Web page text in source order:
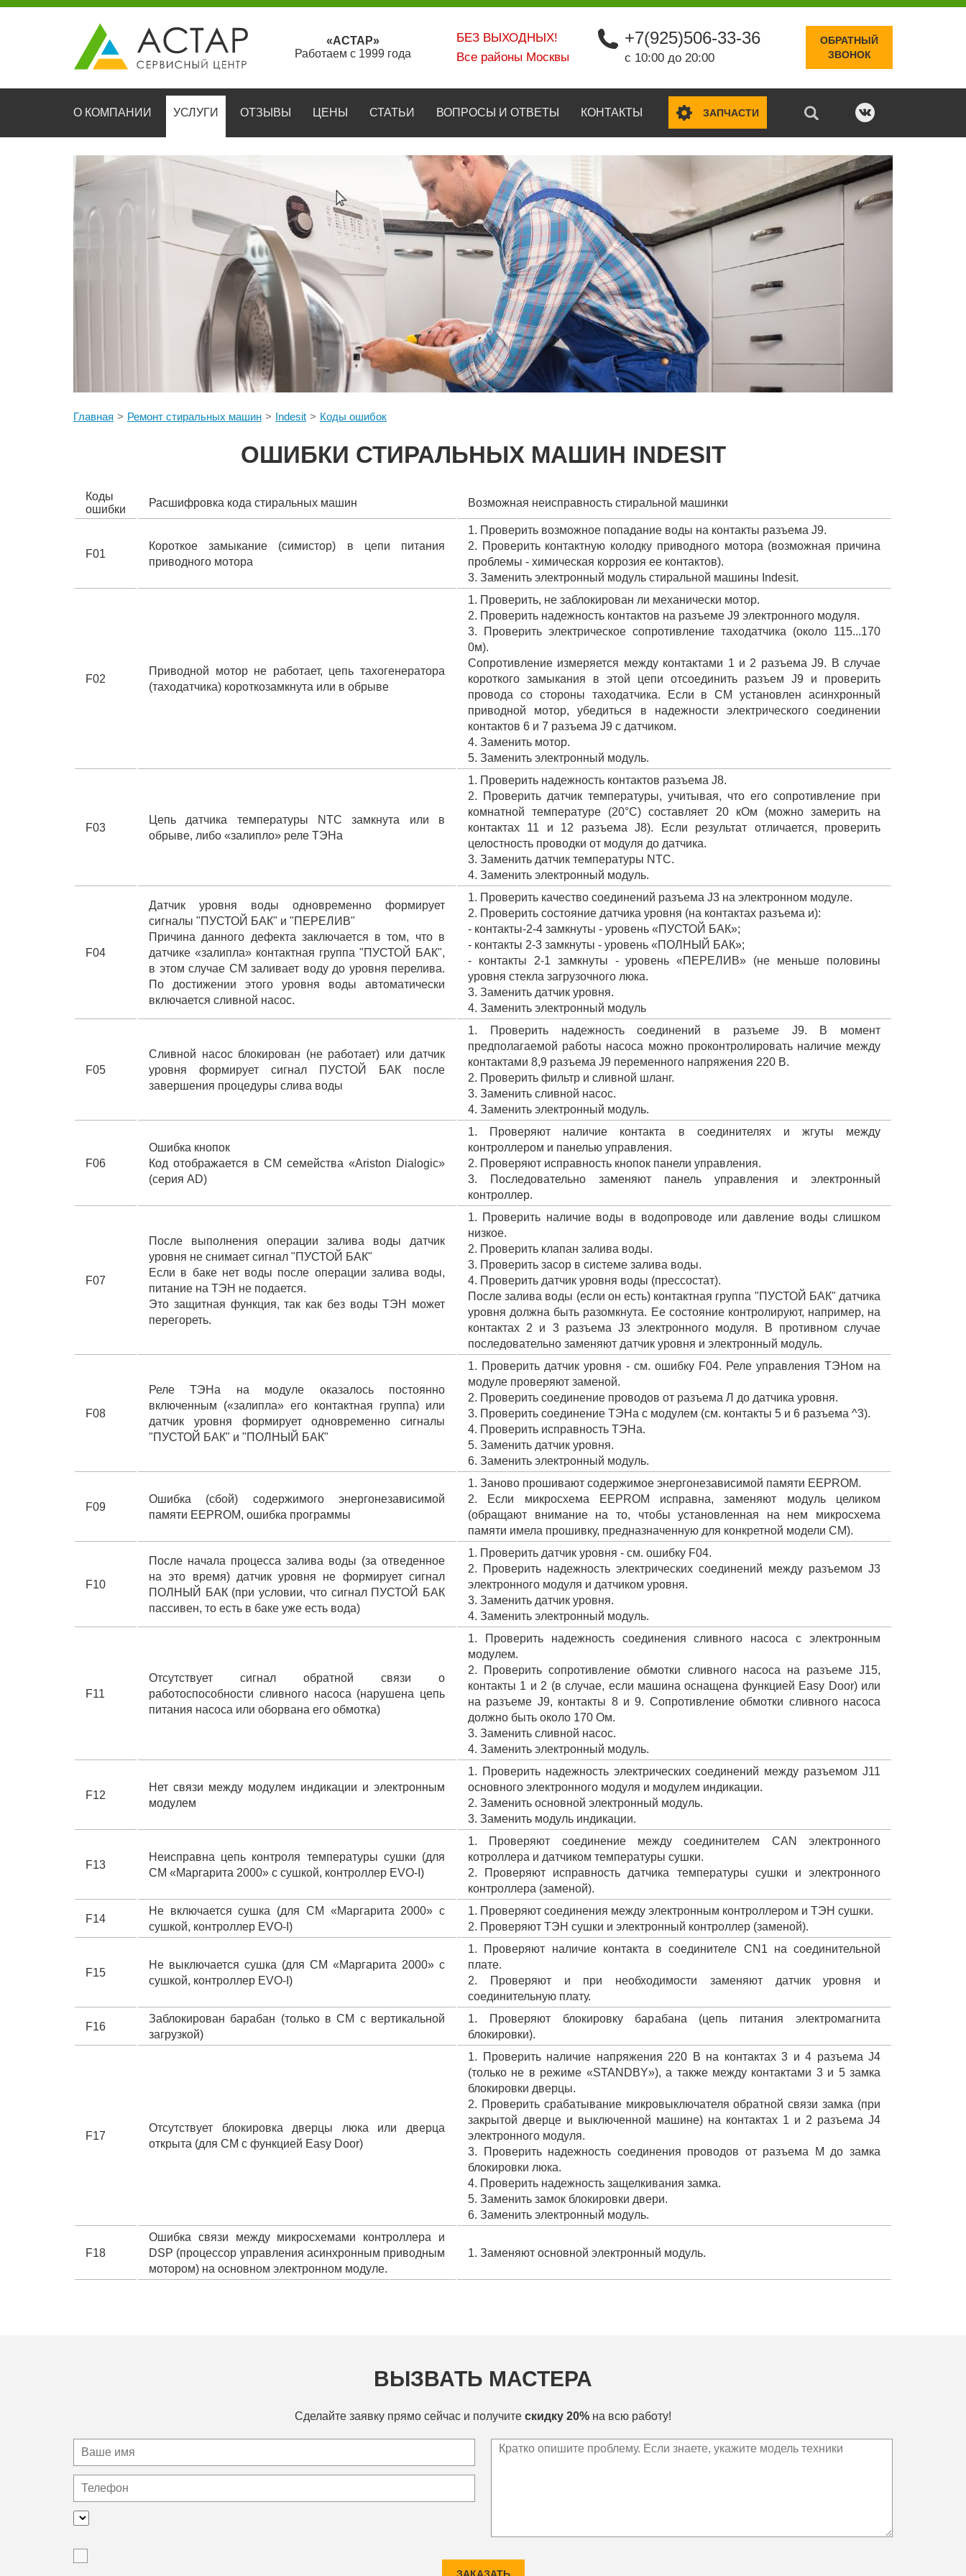
«АСТАР»
Работаем с 1999 года
БЕЗ ВЫХОДНЫХ!
Все районы Москвы
+7(925)506-33-36
с 10:00 до 20:00
ОБРАТНЫЙ
ЗВОНОК
О КОМПАНИИ УСЛУГИ ОТЗЫВЫ ЦЕНЫ СТАТЬИ ВОПРОСЫ И ОТВЕТЫ КОНТАКТЫ ЗАПЧАСТИ
Главная Ремонт стиральных машин Indesit Коды ошибок
ОШИБКИ СТИРАЛЬНЫХ МАШИН INDESIT
Коды
ошибки
Расшифровка кода стиральных машин Возможная неисправность стиральной машинки
F01
Короткое замыкание (симистор) в цепи питания
приводного мотора
1. Проверить возможное попадание воды на контакты разъема J9.
2. Проверить контактную колодку приводного мотора (возможная причина
проблемы - химическая коррозия ее контактов).
3. Заменить электронный модуль стиральной машины Indesit.
F02
Приводной мотор не работает, цепь тахогенератора
(таходатчика) короткозамкнута или в обрыве
1. Проверить, не заблокирован ли механически мотор.
2. Проверить надежность контактов на разъеме J9 электронного модуля.
3. Проверить электрическое сопротивление таходатчика (около 115...170
0м).
Сопротивление измеряется между контактами 1 и 2 разъема J9. В случае
короткого замыкания в этой цепи отсоединить разъем J9 и проверить
провода со стороны таходатчика. Если в СМ установлен асинхронный
приводной мотор, убедиться в надежности электрического соединении
контактов 6 и 7 разъема J9 с датчиком.
4. Заменить мотор.
5. Заменить электронный модуль.
F03
Цепь датчика температуры NTC замкнута или в
обрыве, либо «залипло» реле ТЭНа
1. Проверить надежность контактов разъема J8.
2. Проверить датчик температуры, учитывая, что его сопротивление при
комнатной температуре (20°С) составляет 20 кОм (можно замерить на
контактах 11 и 12 разъема J8). Если результат отличается, проверить
целостность проводки от модуля до датчика.
3. Заменить датчик температуры NTC.
4. Заменить электронный модуль.
F04
Датчик уровня воды одновременно формирует
сигналы "ПУСТОЙ БАК" и "ПЕРЕЛИВ"
Причина данного дефекта заключается в том, что в
датчике «залипла» контактная группа "ПУСТОЙ БАК",
в этом случае СМ заливает воду до уровня перелива.
По достижении этого уровня воды автоматически
включается сливной насос.
1. Проверить качество соединений разъема J3 на электронном модуле.
2. Проверить состояние датчика уровня (на контактах разъема и):
- контакты-2-4 замкнуты - уровень «ПУСТОЙ БАК»;
- контакты 2-3 замкнуты - уровень «ПОЛНЫЙ БАК»;
- контакты 2-1 замкнуты - уровень «ПЕРЕЛИВ» (не меньше половины
уровня стекла загрузочного люка.
3. Заменить датчик уровня.
4. Заменить электронный модуль
F05
Сливной насос блокирован (не работает) или датчик
уровня формирует сигнал ПУСТОЙ БАК после
завершения процедуры слива воды
1. Проверить надежность соединений в разъеме J9. В момент
предполагаемой работы насоса можно проконтролировать наличие между
контактами 8,9 разъема J9 переменного напряжения 220 В.
2. Проверить фильтр и сливной шланг.
3. Заменить сливной насос.
4. Заменить электронный модуль.
F06
Ошибка кнопок
Код отображается в СМ семейства «Ariston Dialogic»
(серия AD)
1. Проверяют наличие контакта в соединителях и жгуты между
контроллером и панелью управления.
2. Проверяют исправность кнопок панели управления.
3. Последовательно заменяют панель управления и электронный
контроллер.
F07
После выполнения операции залива воды датчик
уровня не снимает сигнал "ПУСТОЙ БАК"
Если в баке нет воды после операции залива воды,
питание на ТЭН не подается.
Это защитная функция, так как без воды ТЭН может
перегореть.
1. Проверить наличие воды в водопроводе или давление воды слишком
низкое.
2. Проверить клапан залива воды.
3. Проверить засор в системе залива воды.
4. Проверить датчик уровня воды (прессостат).
После залива воды (если он есть) контактная группа "ПУСТОЙ БАК" датчика
уровня должна быть разомкнута. Ее состояние контролируют, например, на
контактах 2 и 3 разъема J3 электронного модуля. В противном случае
последовательно заменяют датчик уровня и электронный модуль.
F08
Реле ТЭНа на модуле оказалось постоянно
включенным («залипла» его контактная группа) или
датчик уровня формирует одновременно сигналы
"ПУСТОЙ БАК" и "ПОЛНЫЙ БАК"
1. Проверить датчик уровня - см. ошибку F04. Реле управления ТЭНом на
модуле проверяют заменой.
2. Проверить соединение проводов от разъема Л до датчика уровня.
3. Проверить соединение ТЭНа с модулем (см. контакты 5 и 6 разъема ^3).
4. Проверить исправность ТЭНа.
5. Заменить датчик уровня.
6. Заменить электронный модуль.
F09
Ошибка (сбой) содержимого энергонезависимой
памяти EEPROM, ошибка программы
1. Заново прошивают содержимое энергонезависимой памяти EEPROM.
2. Если микросхема EEPROM исправна, заменяют модуль целиком
(обращают внимание на то, чтобы установленная на нем микросхема
памяти имела прошивку, предназначенную для конкретной модели СМ).
F10
После начала процесса залива воды (за отведенное
на это время) датчик уровня не формирует сигнал
ПОЛНЫЙ БАК (при условии, что сигнал ПУСТОЙ БАК
пассивен, то есть в баке уже есть вода)
1. Проверить датчик уровня - см. ошибку F04.
2. Проверить надежность электрических соединений между разъемом J3
электронного модуля и датчиком уровня.
3. Заменить датчик уровня.
4. Заменить электронный модуль.
F11
Отсутствует сигнал обратной связи о
работоспособности сливного насоса (нарушена цепь
питания насоса или оборвана его обмотка)
1. Проверить надежность соединения сливного насоса с электронным
модулем.
2. Проверить сопротивление обмотки сливного насоса на разъеме J15,
контакты 1 и 2 (в случае, если машина оснащена функцией Easy Door) или
на разъеме J9, контакты 8 и 9. Сопротивление обмотки сливного насоса
должно быть около 170 Ом.
3. Заменить сливной насос.
4. Заменить электронный модуль.
F12
Нет связи между модулем индикации и электронным
модулем
1. Проверить надежность электрических соединений между разъемом J11
основного электронного модуля и модулем индикации.
2. Заменить основной электронный модуль.
3. Заменить модуль индикации.
F13
Неисправна цепь контроля температуры сушки (для
СМ «Маргарита 2000» с сушкой, контроллер EVO-I)
1. Проверяют соединение между соединителем CAN электронного
котроллера и датчиком температуры сушки.
2. Проверяют исправность датчика температуры сушки и электронного
контроллера (заменой).
F14
Не включается сушка (для СМ «Маргарита 2000» с
сушкой, контроллер EVO-I)
1. Проверяют соединения между электронным контроллером и ТЭН сушки.
2. Проверяют ТЭН сушки и электронный контроллер (заменой).
F15
Не выключается сушка (для СМ «Маргарита 2000» с
сушкой, контроллер EVO-I)
1. Проверяют наличие контакта в соединителе CN1 на соединительной
плате.
2. Проверяют и при необходимости заменяют датчик уровня и
соединительную плату.
F16
Заблокирован барабан (только в СМ с вертикальной
загрузкой)
1. Проверяют блокировку барабана (цепь питания электромагнита
блокировки).
F17
Отсутствует блокировка дверцы люка или дверца
открыта (для СМ с функцией Easy Door)
1. Проверить наличие напряжения 220 В на контактах 3 и 4 разъема J4
(только не в режиме «STANDBY»), а также между контактами 3 и 5 замка
блокировки дверцы.
2. Проверить срабатывание микровыключателя обратной связи замка (при
закрытой дверце и выключенной машине) на контактах 1 и 2 разъема J4
электронного модуля.
3. Проверить надежность соединения проводов от разъема М до замка
блокировки люка.
4. Проверить надежность защелкивания замка.
5. Заменить замок блокировки двери.
6. Заменить электронный модуль.
F18
Ошибка связи между микросхемами контроллера и
DSP (процессор управления асинхронным приводным
мотором) на основном электронном модуле.
1. Заменяют основной электронный модуль.
ВЫЗВАТЬ МАСТЕРА
Сделайте заявку прямо сейчас и получите скидку 20% на всю работу!
ЗАКАЗАТЬ